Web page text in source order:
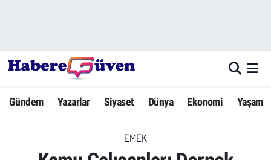
Gündem Yazarlar Siyaset Dünya Ekonomi Yaşam
EMEK
Yazarlar
Dünya
Hava Durumu
Trafik Durumu
Süper Lig Puan Durumu ve Fikstür